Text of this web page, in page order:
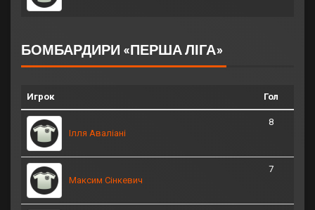
БОМБАРДИРИ «ПЕРША ЛІГА»
Игрок Гол
Ілля Аваліані
8
Максим Сінкевич
7